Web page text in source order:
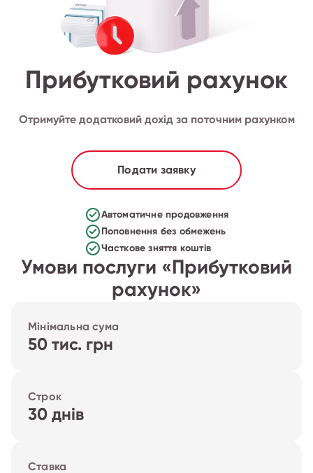
Прибутковий рахунок
Отримуйте додатковий дохід за поточним рахунком
Подати заявку
Автоматичне продовження
Поповнення без обмежень
Часткове зняття коштів
Умови послуги «Прибутковий
рахунок»
Мінімальна сума
50 тис. грн
Строк
30 днів
Ставка